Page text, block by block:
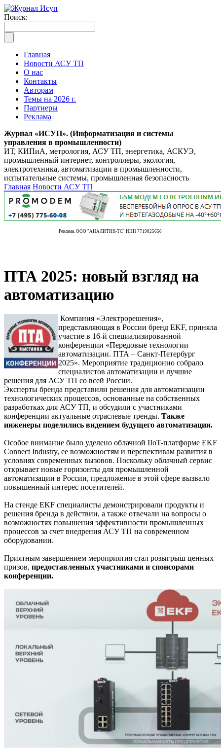
Поиск:
Главная
Новости АСУ ТП
О нас
Контакты
Авторам
Темы на 2026 г.
Партнеры
Реклама
Журнал «ИСУП». (Информатизация и системы
управления в промышленности)
ИТ, КИПиА, метрология, АСУ ТП, энергетика, АСКУЭ,
промышленный интернет, контроллеры, экология,
электротехника, автоматизации в промышленности,
испытательные системы, промышленная безопасность
Главная Новости АСУ ТП
Реклама. ООО "АНАЛИТИК-ТС" ИНН 7719025656
ПТА 2025: новый взгляд на
автоматизацию
Компания «Электрорешения»,
представляющая в России бренд EKF, приняла
участие в 16-й специализированной
конференции «Передовые технологии
автоматизации. ПТА – Санкт-Петербург
2025». Мероприятие традиционно собрало
специалистов автоматизации и лучшие
решения для АСУ ТП со всей России.
Эксперты бренда представили решения для автоматизации
технологических процессов, основанные на собственных
разработках для АСУ ТП, и обсудили с участниками
конференции актуальные отраслевые тренды. Также
инженеры поделились видением будущего автоматизации.
Особое внимание было уделено облачной IIoT-платформе EKF
Connect Industry, ее возможностям и перспективам развития в
условиях современных вызовов. Поскольку облачный сервис
открывает новые горизонты для промышленной
автоматизации в России, предложение в этой сфере вызвало
повышенный интерес посетителей.
На стенде EKF специалисты демонстрировали продукты и
решения бренда в действии, а также отвечали на вопросы о
возможностях повышения эффективности промышленных
процессов за счет внедрения АСУ ТП на современном
оборудовании.
Приятным завершением мероприятия стал розыгрыш ценных
призов, предоставленных участниками и спонсорами
конференции.